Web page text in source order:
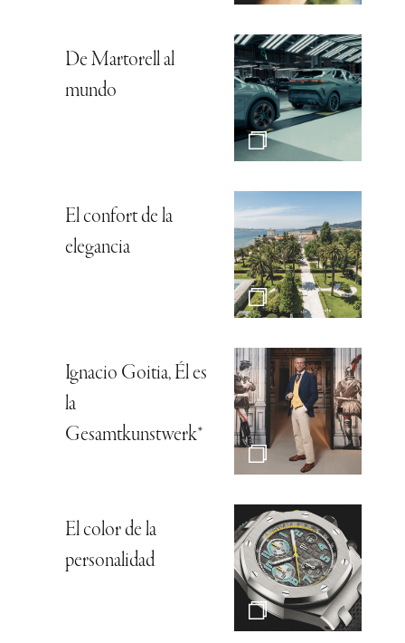
De Martorell al
mundo
El confort de la
elegancia
Ignacio Goitia, Él es
la
Gesamtkunstwerk*
El color de la
personalidad